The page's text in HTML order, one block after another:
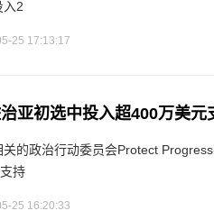
入2
25 17:13:17
亚初选中投入超400万美元
的政治行动委员会Protect
持
25 16:20:33